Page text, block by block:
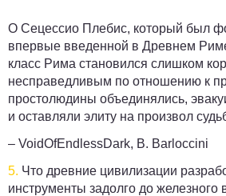
О Сецессио Плебис, который был
впервые введенной в Древнем
класс Рима становился слишком
несправедливым по отношению к
простолюдины объединялись,
и оставляли элиту на произвол
– VoidOfEndlessDark, B. Barloccini
5. Что древние цивилизации
инструменты задолго до железного